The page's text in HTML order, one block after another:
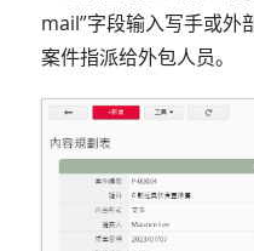
mail”字段输入写手或外
案件指派给外包人员。